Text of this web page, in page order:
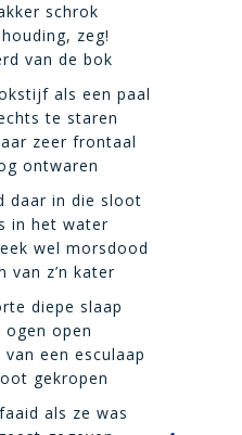
schrok
zeg!
van de bok
als een paal
te staren
zeer frontaal
ontwaren
daar in die sloot
in het water
wel morsdood
van z’n kater
diepe slaap
ogen open
een esculaap
gekropen
als ze was